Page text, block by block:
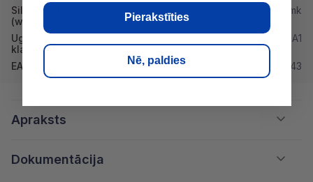
Siltumvadītspēja λd
(w/mk)
0,037 W/mk
Ugunsdrošibas
klase
A1
EAN 6438085088943
Apraksts
Dokumentācija
Pierakstīties
Nē, paldies